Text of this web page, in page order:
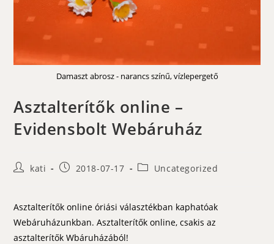
Damaszt abrosz - narancs színű, vízlepergető
Asztalterítők online –
Evidensbolt Webáruház
Postkati
Post2018-07-17
PostUncategorized
Asztalterítők online óriási választékban kaphatóak
Webáruházunkban. Asztalterítők online, csakis az
asztalterítők Wbáruházából!